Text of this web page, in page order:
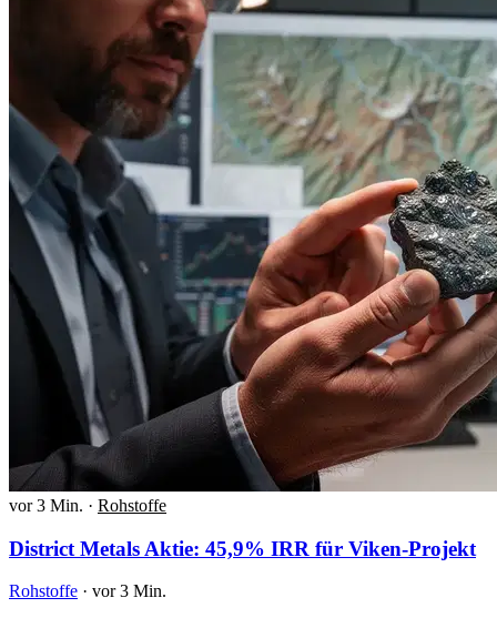
vor 3 Min. · Rohstoffe
District Metals Aktie: 45,9% IRR für Viken-Projekt
Rohstoffe · vor 3 Min.